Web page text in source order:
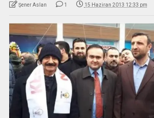
Şener Aslan 1 15 Haziran 2013 12:33 pm